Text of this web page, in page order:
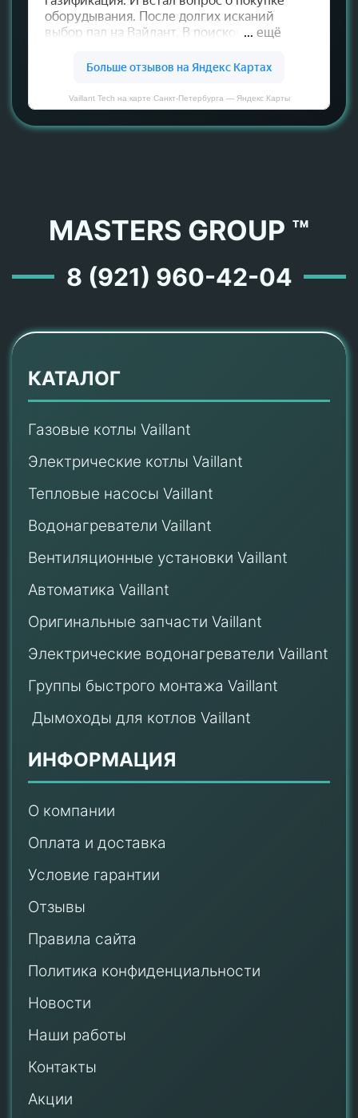
Vaillant Tech на карте Санкт‑Петербурга — Яндекс Карты
MASTERS GROUP ™
8 (921) 960-42-04
КАТАЛОГ
Газовые котлы Vaillant
Электрические котлы Vaillant
Тепловые насосы Vaillant
Водонагреватели Vaillant
Вентиляционные установки Vaillant
Автоматика Vaillant
Оригинальные запчасти Vaillant
Электрические водонагреватели Vaillant
Группы быстрого монтажа Vaillant
Дымоходы для котлов Vaillant
ИНФОРМАЦИЯ
О компании
Оплата и доставка
Условие гарантии
Отзывы
Правила сайта
Политика конфиденциальности
Новости
Наши работы
Контакты
Акции